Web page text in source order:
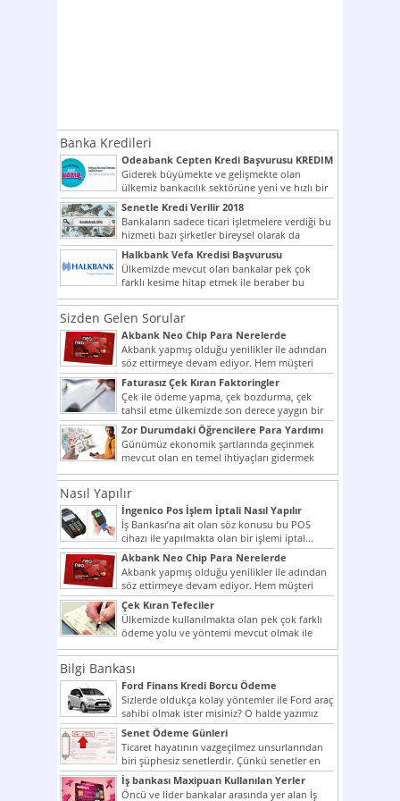
Banka Kredileri
Odeabank Cepten Kredi Başvurusu KREDIM
8444
Giderek büyümekte ve gelişmekte olan
ülkemiz bankacılık sektörüne yeni ve hızlı bir
giriş yapmış olan...
Senetle Kredi Verilir 2018
Bankaların sadece ticari işletmelere verdiği bu
hizmeti bazı şirketler bireysel olarak da
vermektedir. Senetle kredi...
Halkbank Vefa Kredisi Başvurusu
Ülkemizde mevcut olan bankalar pek çok
farklı kesime hitap etmek ile beraber bu
noktada son...
Sizden Gelen Sorular
Akbank Neo Chip Para Nerelerde
Kullanılır?
Akbank yapmış olduğu yenilikler ile adından
söz ettirmeye devam ediyor. Hem müşteri
potansiyelini arttırmak hem...
Faturasız Çek Kıran Faktoringler
Çek ile ödeme yapma, çek bozdurma, çek
tahsil etme ülkemizde son derece yaygın bir
şekilde...
Zor Durumdaki Öğrencilere Para Yardımı
Günümüz ekonomik şartlarında geçinmek
mevcut olan en temel ihtiyaçları gidermek
dahi son derece zor olmak...
Nasıl Yapılır
İngenico Pos İşlem İptali Nasıl Yapılır
İş Bankası’na ait olan söz konusu bu POS
cihazı ile yapılmakta olan bir işlemi iptal...
Akbank Neo Chip Para Nerelerde
Kullanılır?
Akbank yapmış olduğu yenilikler ile adından
söz ettirmeye devam ediyor. Hem müşteri
potansiyelini arttırmak hem...
Çek Kıran Tefeciler
Ülkemizde kullanılmakta olan pek çok farklı
ödeme yolu ve yöntemi mevcut olmak ile
beraber bunlar...
Bilgi Bankası
Ford Finans Kredi Borcu Ödeme
Sizlerde oldukça kolay yöntemler ile Ford araç
sahibi olmak ister misiniz? O halde yazımız
ilginizi...
Senet Ödeme Günleri
Ticaret hayatının vazgeçilmez unsurlarından
biri şüphesiz senetlerdir. Çünkü senetler en
çok kullanılan ödeme araçlarıdır. Taksitler...
İş bankası Maxipuan Kullanılan Yerler
Öncü ve lider bankalar arasında yer alan İş